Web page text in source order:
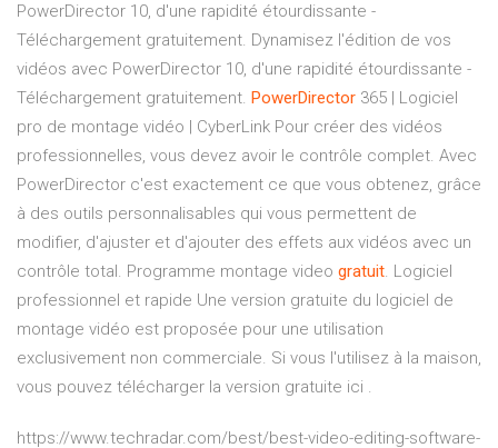
PowerDirector 10, d'une rapidité étourdissante -
Téléchargement gratuitement. Dynamisez l'édition de vos
vidéos avec PowerDirector 10, d'une rapidité étourdissante -
Téléchargement gratuitement. PowerDirector 365 | Logiciel
pro de montage vidéo | CyberLink Pour créer des vidéos
professionnelles, vous devez avoir le contrôle complet. Avec
PowerDirector c'est exactement ce que vous obtenez, grâce
à des outils personnalisables qui vous permettent de
modifier, d'ajuster et d'ajouter des effets aux vidéos avec un
contrôle total. Programme montage video gratuit. Logiciel
professionnel et rapide Une version gratuite du logiciel de
montage vidéo est proposée pour une utilisation
exclusivement non commerciale. Si vous l'utilisez à la maison,
vous pouvez télécharger la version gratuite ici .
https://www.techradar.com/best/best-video-editing-software-